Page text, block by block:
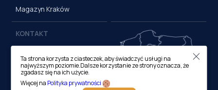
Magazyn Kraków
KONTAKT
ul. M. Medweckiego 17, 31-
870 Kraków
tel.:12 413 20 00
Ta strona korzysta z ciasteczek, aby świadczyć usługi na
najwyższym poziomie.Dalsze korzystanie ze strony oznacza, że
zgadasz się na ich użycie.
Więcej na Polityka prywatności